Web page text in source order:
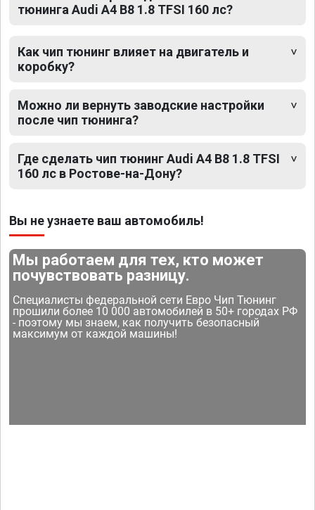
тюнинга Audi A4 B8 1.8 TFSI 160 лс?
Как чип тюнинг влияет на двигатель и
коробку?
Можно ли вернуть заводские настройки
после чип тюнинга?
Где сделать чип тюнинг Audi A4 B8 1.8 TFSI
160 лс в Ростове-на-Дону?
Вы не узнаете ваш автомобиль!
Мы работаем для тех, кто может
почувствовать разницу.
Специалисты федеральной сети Евро Чип Тюнинг
прошили более 10 000 автомобилей в 50+ городах РФ
- поэтому мы знаем, как получить безопасный
максимум от каждой машины!